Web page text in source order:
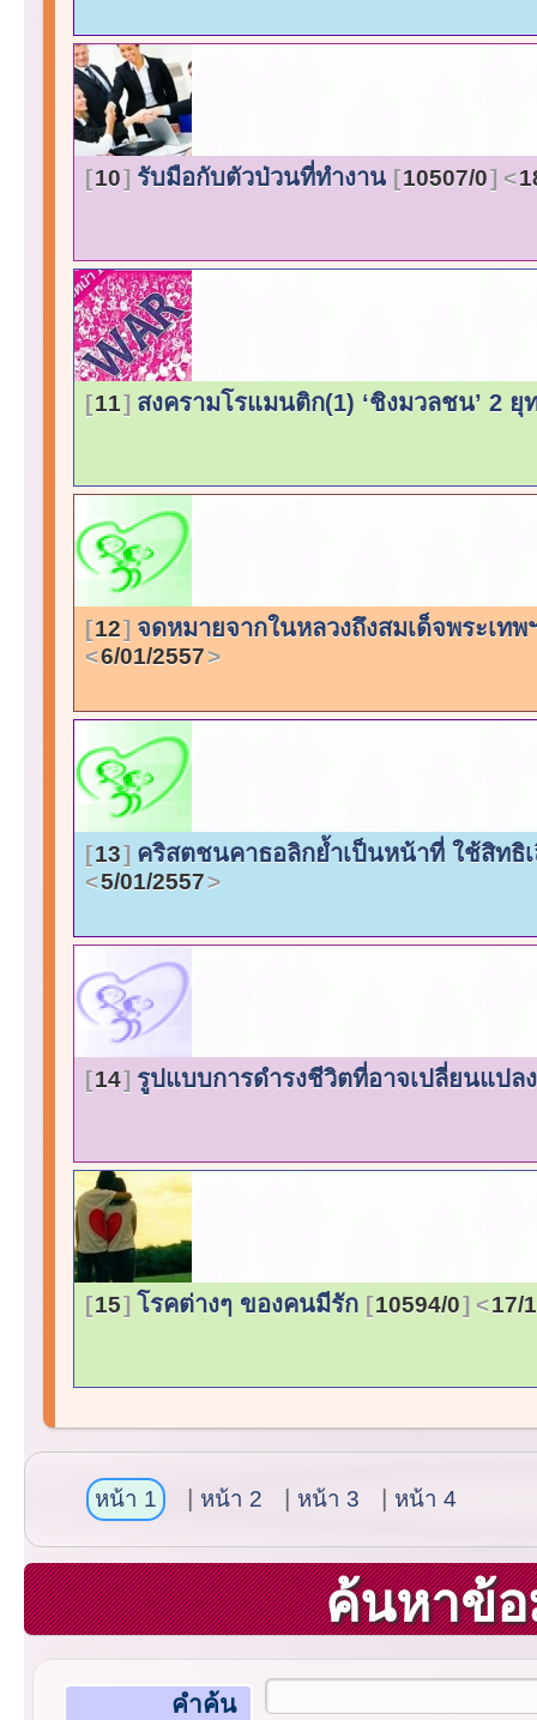
10 รับมือกับตัวป่วนที่ทำงาน 10507/0
11 สงครามโรแมนติก(1) ‘ชิงมวลชน’ 2
12 จดหมายจากในหลวงถึงสมเด็จพระเท
6/01/2557
13 คริสตชนคาธอลิกย้ำเป็นหน้าที่ ใช้สิทธิ
5/01/2557
14 รูปแบบการดำรงชีวิตที่อาจเปลี่ยนแป
15 โรคต่างๆ ของคนมีรัก 10594/0 17/
หน้า 1 หน้า 2 หน้า 3 หน้า 4
ค้นหาข้
คำค้น